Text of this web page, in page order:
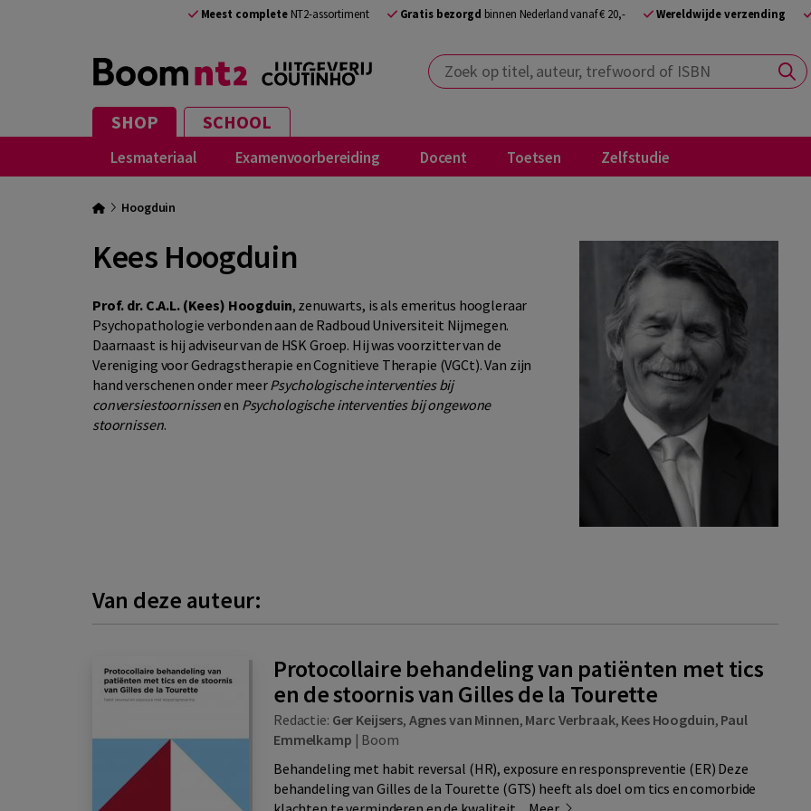
Meest completeNT2-assortiment Gratis bezorgd binnen Nederland vanaf € 20,- Wereldwijde verzending
Zoek op titel, auteur, trefwoord of ISBN
SHOP SCHOOL
Lesmateriaal Examenvoorbereiding Docent Toetsen Zelfstudie
Hoogduin
Kees Hoogduin
Prof. dr. C.A.L. (Kees) Hoogduin, zenuwarts, is als emeritus hoogleraar
Psycho­pathologie verbonden aan de Radboud Universiteit Nijmegen.
Daarnaast is hij advi­seur van de HSK Groep. Hij was voorzitter van de
Vereniging voor Gedragstherapie en Cognitieve Therapie (VGCt). Van zijn
hand verschenen onder meerPsychologische interventies bij
conversiestoornissenen Psychologische interventies bij ongewone
stoornissen.
Van deze auteur:
Protocollaire behandeling van patiënten met tics
en de stoornis van Gilles de la Tourette
Redactie: Ger Keijsers, Agnes van Minnen, Marc Verbraak, Kees Hoogduin, Paul
Emmelkamp | Boom
Behandeling met habit reversal (HR), exposure en responspreventie (ER) Deze
behandeling van Gilles de la Tourette (GTS) heeft als doel om tics en comorbide